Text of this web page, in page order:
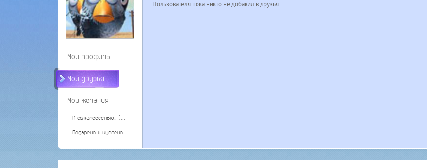
Мой профиль
Мои друзья
Мои желания
К сожалеееенью.. )...
Подарено и куплено
Пользователя пока никто не добавил в друзья